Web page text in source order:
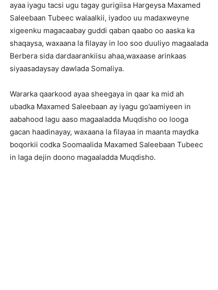
ayaa iyagu tacsi ugu tagay gurigiisa Hargeysa Maxamed
Saleebaan Tubeec walaalkii, iyadoo uu madaxweyne
xigeenku magacaabay guddi qaban qaabo oo aaska ka
shaqaysa, waxaana la filayay in loo soo duuliyo magaalada
Berbera sida dardaarankiisu ahaa,waxaase arinkaas
siyaasadaysay dawlada Somaliya.
Wararka qaarkood ayaa sheegaya in qaar ka mid ah
ubadka Maxamed Saleebaan ay iyagu go’aamiyeen in
aabahood lagu aaso magaaladda Muqdisho oo looga
gacan haadinayay, waxaana la filayaa in maanta maydka
boqorkii codka Soomaalida Maxamed Saleebaan Tubeec
in laga dejin doono magaaladda Muqdisho.